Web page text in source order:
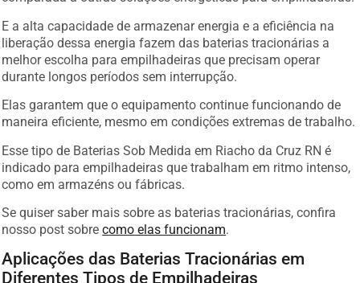
E a alta capacidade de armazenar energia e a eficiência na
liberação dessa energia fazem das baterias tracionárias a
melhor escolha para empilhadeiras que precisam operar
durante longos períodos sem interrupção.
Elas garantem que o equipamento continue funcionando de
maneira eficiente, mesmo em condições extremas de trabalho.
Esse tipo de Baterias Sob Medida em Riacho da Cruz RN é
indicado para empilhadeiras que trabalham em ritmo intenso,
como em armazéns ou fábricas.
Se quiser saber mais sobre as baterias tracionárias, confira
nosso post sobre como elas funcionam
Aplicações das Baterias Tracionárias em
Diferentes Tipos de Empilhadeiras